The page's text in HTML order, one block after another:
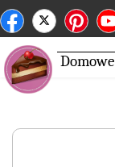
Domowe